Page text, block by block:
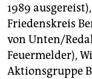
1989
Friedenskreis
von Unten/
Feuermelder),
Aktionsgruppe